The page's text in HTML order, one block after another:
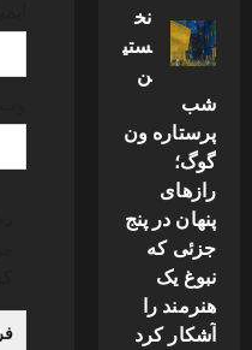
نخ
ستی
ن
شب
پرستاره ون
گوگ؛
رازهای
پنهان در پنج
جزئی که
نبوغ یک
هنرمند را
آشکار کرد